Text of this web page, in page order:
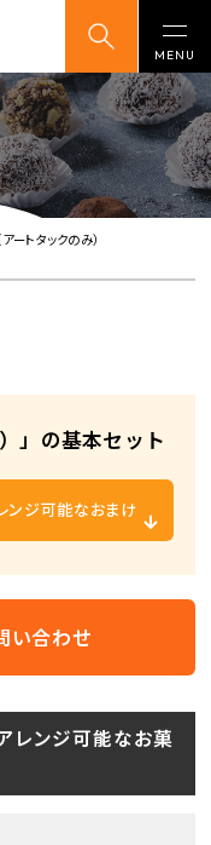
ートタックのみ）
」の基本セット
ンジ可能なおまけ
い合わせ
アレンジ可能なお菓